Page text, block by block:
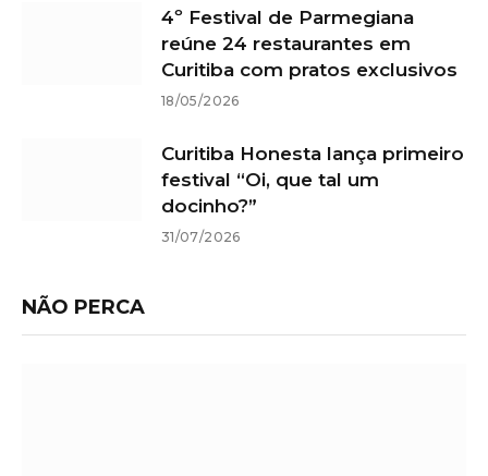
4º Festival de Parmegiana
reúne 24 restaurantes em
Curitiba com pratos exclusivos
18/05/2026
Curitiba Honesta lança primeiro
festival “Oi, que tal um
docinho?”
31/07/2026
NÃO PERCA